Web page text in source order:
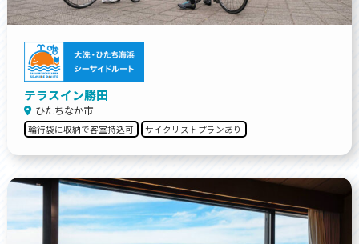
テラスイン勝田
ひたちなか市
輪行袋に収納で客室持込可 サイクリストプランあり